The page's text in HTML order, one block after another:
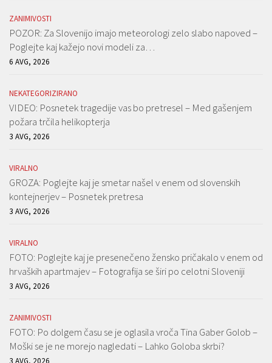
ZANIMIVOSTI
POZOR: Za Slovenijo imajo meteorologi zelo slabo napoved –
Poglejte kaj kažejo novi modeli za…
6 AVG, 2026
NEKATEGORIZIRANO
VIDEO: Posnetek tragedije vas bo pretresel – Med gašenjem
požara trčila helikopterja
3 AVG, 2026
VIRALNO
GROZA: Poglejte kaj je smetar našel v enem od slovenskih
kontejnerjev – Posnetek pretresa
3 AVG, 2026
VIRALNO
FOTO: Poglejte kaj je presenečeno žensko pričakalo v enem od
hrvaških apartmajev – Fotografija se širi po celotni Sloveniji
3 AVG, 2026
ZANIMIVOSTI
FOTO: Po dolgem času se je oglasila vroča Tina Gaber Golob –
Moški se je ne morejo nagledati – Lahko Goloba skrbi?
3 AVG, 2026